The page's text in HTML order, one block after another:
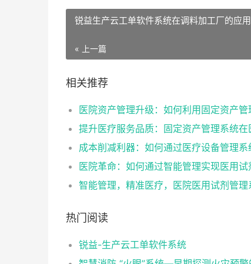
锐益生产云工单软件系统在调料加工厂的应用
« 上一篇
相关推荐
热门阅读
锐益-生产云工单软件系统